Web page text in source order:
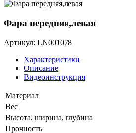
Фара передняя,левая
Артикул: LN001078
Характеристики
Описание
Видеоинструкция
Материал
Вес
Высота, ширина, глубина
Прочность